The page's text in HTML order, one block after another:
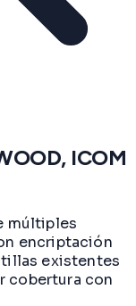
ICOM
múltiples
encriptación
existentes
cobertura con